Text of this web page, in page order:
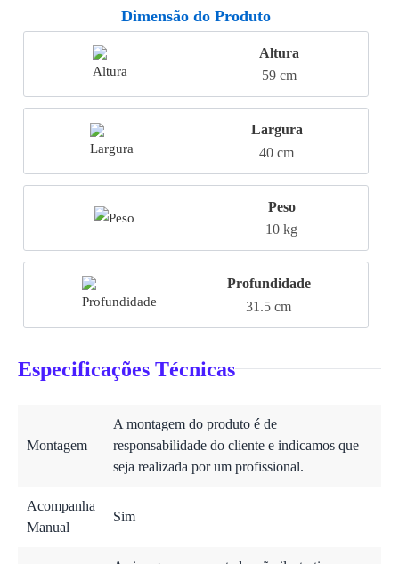
Dimensão do Produto
Altura
59 cm
Largura
40 cm
Peso
10 kg
Profundidade
31.5 cm
Especificações Técnicas
Montagem
A montagem do produto é de
responsabilidade do cliente e indicamos que
seja realizada por um profissional.
Acompanha
Manual
Sim